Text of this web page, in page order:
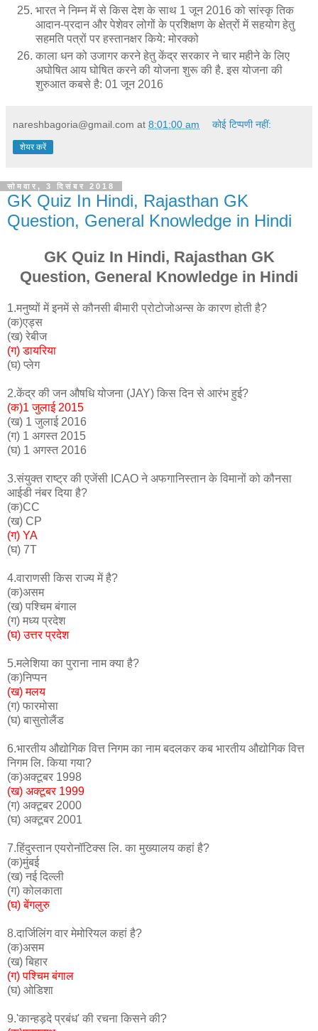
भारत ने निम्न में से किस देश के साथ 1 जून 2016 को सांस्कृ तिक
आदान-प्रदान और पेशेवर लोगों के प्रशिक्षण के क्षेत्रों में सहयोग हेतु
सहमति पत्रों पर हस्तानक्षर किये: मोरक्को
काला धन को उजागर करने हेतु केंद्र सरकार ने चार महीने के लिए
अघोषित आय घोषित करने की योजना शुरू की है. इस योजना की
शुरुआत कबसे है: 01 जून 2016
nareshbagoria@gmail.com at 8:01:00 am कोई टिप्पणी नहीं:
शेयर करें
सोमवार, 3 दिसंबर 2018
GK Quiz In Hindi, Rajasthan GK
Question, General Knowledge in Hindi
GK Quiz In Hindi, Rajasthan GK
Question, General Knowledge in Hindi
1.मनुष्यों में इनमें से कौनसी बीमारी प्रोटोजोअन्स के कारण होती है?
(क)एड्स
(ख) रेबीज
(ग) डायरिया
(घ) प्लेग
2.केंद्र की जन औषधि योजना (JAY) किस दिन से आरंभ हुई?
(क)1 जुलाई 2015
(ख) 1 जुलाई 2016
(ग) 1 अगस्त 2015
(घ) 1 अगस्त 2016
3.संयुक्त राष्ट्र की एजेंसी ICAO ने अफगानिस्तान के विमानों को कौनसा
आईडी नंबर दिया है?
(क)CC
(ख) CP
(ग) YA
(घ) 7T
4.वाराणसी किस राज्य में है?
(क)असम
(ख) पश्चिम बंगाल
(ग) मध्य प्रदेश
(घ) उत्तर प्रदेश
5.मलेशिया का पुराना नाम क्या है?
(क)निप्पन
(ख) मलय
(ग) फारमोसा
(घ) बासुतोलैंड
6.भारतीय औद्योगिक वित्त निगम का नाम बदलकर कब भारतीय औद्योगिक वित्त
निगम लि. किया गया?
(क)अक्टूबर 1998
(ख) अक्टूबर 1999
(ग) अक्टूबर 2000
(घ) अक्टूबर 2001
7.हिंदुस्तान एयरोनॉटिक्स लि. का मुख्यालय कहां है?
(क)मुंबई
(ख) नई दिल्ली
(ग) कोलकाता
(घ) बेंगलुरु
8.दार्जिलिंग वार मेमोरियल कहां है?
(क)असम
(ख) बिहार
(ग) पश्चिम बंगाल
(घ) ओडिशा
9.'कान्हड़दे प्रबंध' की रचना किसने की?